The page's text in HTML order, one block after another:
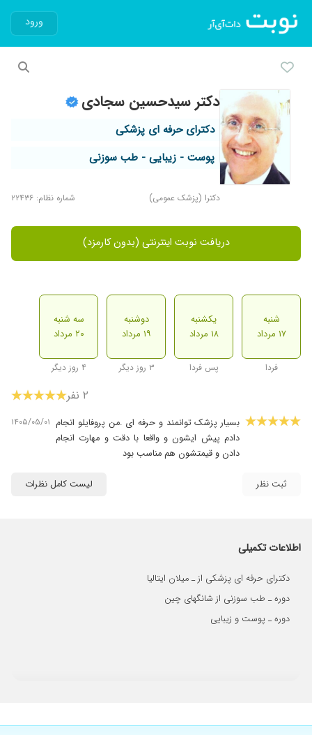
ورود
دکتر سیدحسین سجادی
دکترای حرفه ای پزشکی
پوست - زیبایی - طب سوزنی
دکترا (پزشک عمومی) شماره نظام: ۲۲۴۳۶
دریافت نوبت اینترنتی (بدون کارمزد)
شنبه
۱۷ مرداد
فردا
یکشنبه
۱۸ مرداد
پس فردا
دوشنبه
۱۹ مرداد
۳ روز دیگر
سه شنبه
۲۰ مرداد
۴ روز دیگر
۲ نفر
بسیار پزشک توانمند و حرفه ای .من پروفایلو انجام
دادم پیش ایشون و واقعا با دقت و مهارت انجام
دادن و قیمتشون هم مناسب بود
۱۴۰۵/۰۵/۰۱
ثبت نظر لیست کامل نظرات
اطلاعات تکمیلی
دکترای حرفه ای پزشکی از ـ میلان ایتالیا
دوره ـ طب سوزنی از شانگهای چین
دوره ـ پوست و زیبایی